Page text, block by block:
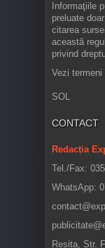
Informaţiile
preluate
citarea
această
privind
Vezi
SOL
CONTACT
Redacția
Tel./Fax:
WhatsApp:
Reșița, Str.